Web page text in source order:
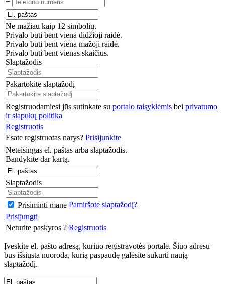
Ne mažiau kaip 12 simbolių.
Privalo būti bent viena didžioji raidė.
Privalo būti bent viena mažoji raidė.
Privalo būti bent vienas skaičius.
Slaptažodis
Pakartokite slaptažodį
Registruodamiesi jūs sutinkate su portalo taisyklėmis bei privatumo
ir slapukų politika
Registruotis
Esate registruotas narys? Prisijunkite
Neteisingas el. paštas arba slaptažodis.
Bandykite dar kartą.
Slaptažodis
Prisiminti mane Pamiršote slaptažodį?
Prisijungti
Neturite paskyros ? Registruotis
Įveskite el. pašto adresą, kuriuo registravotės portale. Šiuo adresu
bus išsiųsta nuoroda, kurią paspaudę galėsite sukurti naują
slaptažodį.